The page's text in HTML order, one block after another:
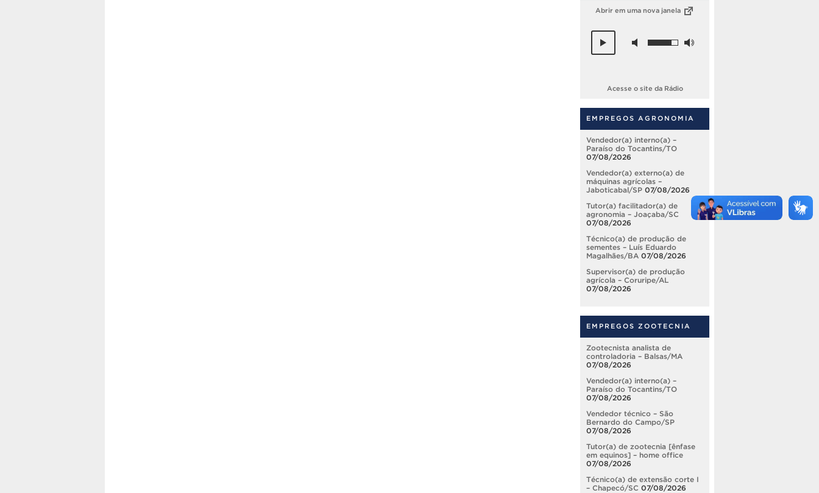
Abrir em uma nova janela
Acesse o site da Rádio
EMPREGOS AGRONOMIA
Vendedor(a) interno(a) –
Paraíso do Tocantins/TO
07/08/2026
Vendedor(a) externo(a) de
máquinas agrícolas –
Jaboticabal/SP 07/08/2026
Tutor(a) facilitador(a) de
agronomia – Joaçaba/SC
07/08/2026
Técnico(a) de produção de
sementes – Luís Eduardo
Magalhães/BA 07/08/2026
Supervisor(a) de produção
agrícola – Coruripe/AL
07/08/2026
EMPREGOS ZOOTECNIA
Zootecnista analista de
controladoria – Balsas/MA
07/08/2026
Vendedor(a) interno(a) –
Paraíso do Tocantins/TO
07/08/2026
Vendedor técnico – São
Bernardo do Campo/SP
07/08/2026
Tutor(a) de zootecnia [ênfase
em equinos] – home office
07/08/2026
Técnico(a) de extensão corte I
– Chapecó/SC 07/08/2026